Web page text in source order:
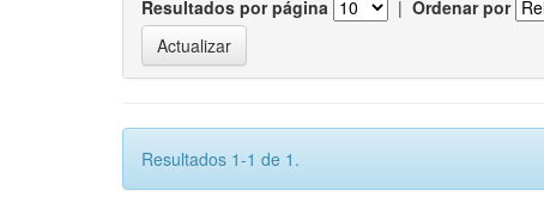
Resultados por página | Ordenar por
Resultados 1-1 de 1.